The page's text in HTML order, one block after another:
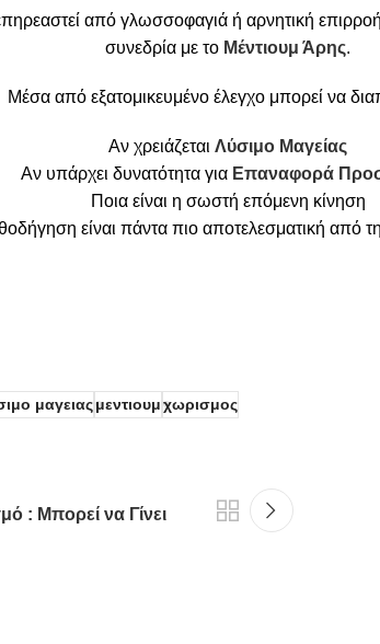
από γλωσσοφαγιά ή αρνητική
συνεδρία με το Μέντιουμ Άρης.
Μέσα από εξατομικευμένο έλεγχο μπορεί να
Αν χρειάζεταιΛύσιμο Μαγείας
Αν υπάρχει δυνατότητα για Επαναφορά
Ποια είναι η σωστή επόμενη κίνηση
είναι πάντα πιο αποτελεσματική από
μαγειαςμεντιουμχωρισμος
: Μπορεί να Γίνει